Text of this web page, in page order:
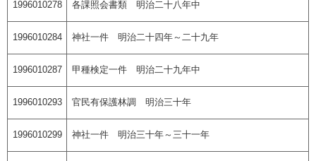
1996010278 各課照会書類 明治二十八年中
1996010284 神社一件 明治二十四年～二十九年
1996010287 甲種検定一件 明治二十九年中
1996010293 官民有保護林調 明治三十年
1996010299 神社一件 明治三十年～三十一年